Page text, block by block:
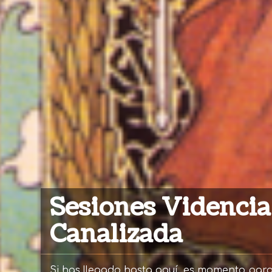
Sesiones Videncia
Canalizada